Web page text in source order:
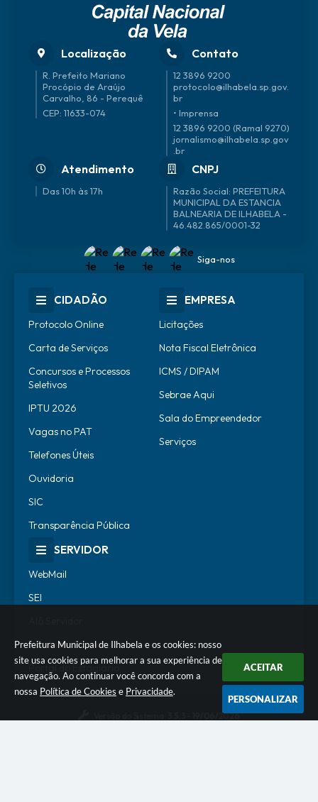
Prefeitura Municipal de Ilhabela e os cookies: nosso
site usa cookies para melhorar a sua experiência de
navegação. Ao continuar você concorda com a
nossa Política de Cookies e Privacidade.
ACEITAR
PERSONALIZAR
Localização
R. Prefeito Mariano
Procópio de Araújo
Carvalho, 86 - Perequê
CEP: 11633-074
Contato
12 3896 9200
protocolo@ilhabela.sp.gov.
br
• Imprensa
12 3896 9200 (Ramal 9270)
jornalismo@ilhabela.sp.gov
.br
Atendimento
Das 10h às 17h
CNPJ
46.482.865/0001-32
Siga-nos
CIDADÃO
Protocolo Online
Carta de Serviços
Concursos e Processos
Seletivos
IPTU 2026
Vagas no PAT
Telefones Úteis
Ouvidoria
SIC
Transparência Pública
EMPRESA
Licitações
Nota Fiscal Eletrônica
ICMS / DIPAM
Sebrae Aqui
Sala do Empreendedor
Serviços
SERVIDOR
WebMail
SEI
Escola de Governo
Portal do Estagiário
3.5.3 - 19/06/2026